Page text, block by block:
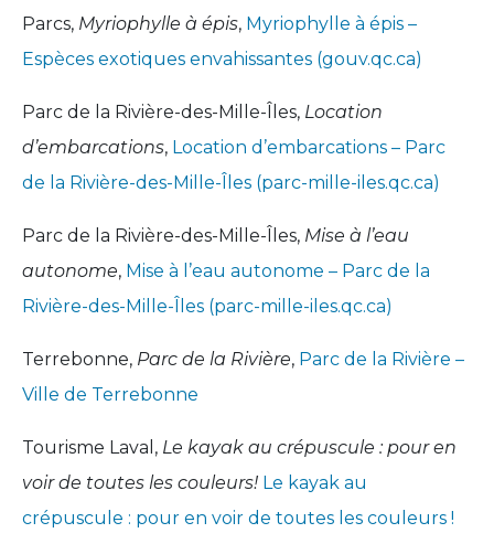
Parcs, Myriophylle à épis, Myriophylle à épis –
Espèces exotiques envahissantes (gouv.qc.ca)
Parc de la Rivière-des-Mille-Îles, Location
d’embarcations, Location d’embarcations – Parc
de la Rivière-des-Mille-Îles (parc-mille-iles.qc.ca)
Parc de la Rivière-des-Mille-Îles, Mise à l’eau
autonome, Mise à l’eau autonome – Parc de la
Rivière-des-Mille-Îles (parc-mille-iles.qc.ca)
Terrebonne, Parc de la Rivière, Parc de la Rivière –
Ville de Terrebonne
Tourisme Laval, Le kayak au crépuscule : pour en
voir de toutes les couleurs! Le kayak au
crépuscule : pour en voir de toutes les couleurs !